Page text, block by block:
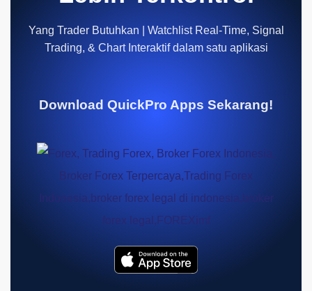
Yang Trader Butuhkan | Watchlist Real-Time, Signal
Trading, & Chart Interaktif dalam satu aplikasi
Download QuickPro Apps Sekarang!